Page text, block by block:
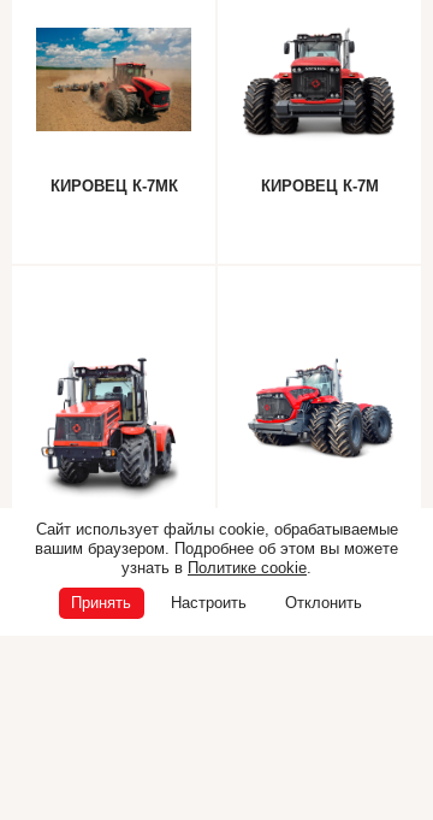
КИРОВЕЦ К-7МК КИРОВЕЦ К-7М
КИРОВЕЦ К-5
СТАНДАРТ
Сайт использует файлы cookie, обрабатываемые
вашим браузером. Подробнее об этом вы можете
узнать в Политике cookie.
Принять
Настроить Отклонить